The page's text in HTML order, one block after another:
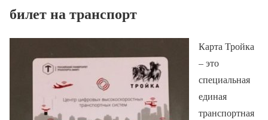
билет на транспорт
Карта Тройка
– это
специальная
единая
транспортная